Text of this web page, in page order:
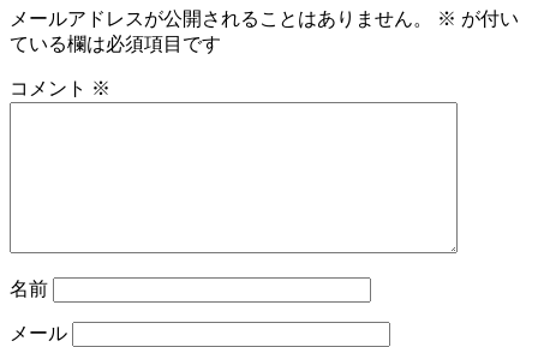
メールアドレスが公開されることはありません。 ※ が付い
ている欄は必須項目です
コメント ※
名前
メール